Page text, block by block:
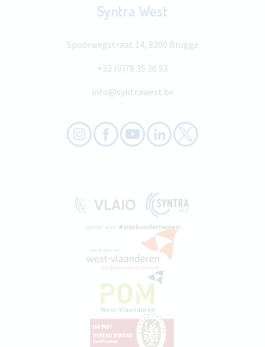
Syntra West
Spoorwegstraat 14, 8200 Brugge
+32 (0)78 35 36 53
info@syntrawest.be